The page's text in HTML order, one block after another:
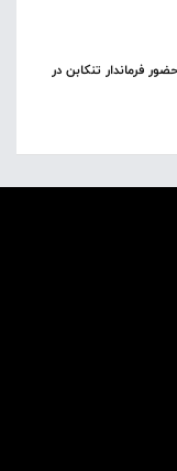
فرماندار تنکابن در